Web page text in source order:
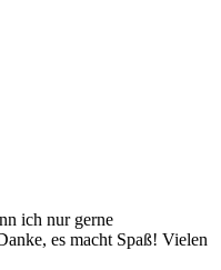
ich nur gerne
es macht Spaß! Vielen